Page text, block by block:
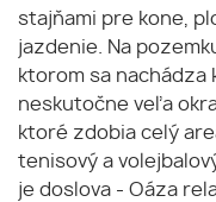
stajňami pre kone,
jazdenie. Na
ktorom sa nachádza
neskutočne veľa
ktoré zdobia celý
tenisový a
je doslova - Oáza